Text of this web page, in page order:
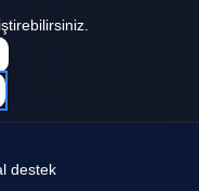
destek